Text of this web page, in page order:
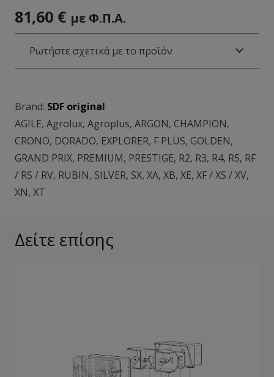
81,60 € με Φ.Π.Α.
Ρωτήστε σχετικά με το προϊόν
Brand: SDF original
AGILE, Agrolux, Agroplus, ARGON, CHAMPION,
CRONO, DORADO, EXPLORER, F PLUS, GOLDEN,
GRAND PRIX, PREMIUM, PRESTIGE, R2, R3, R4, R5, RF
/ RS / RV, RUBIN, SILVER, SX, XA, XB, XE, XF / XS / XV,
XN, XT
Δείτε επίσης